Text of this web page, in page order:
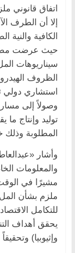
اتفاق قانوني
إلا أن الطرف
الكافية والنية
حيث عرضت مصر
سيناريوهات
الظروف
استشاري دولي
وصولاً إلى مسار
المطلوبة
وأشار
والمعلومات
مشيرًا في
ملزم بشأن
للتكامل
يحقق أهداف
وإثيوبيا)